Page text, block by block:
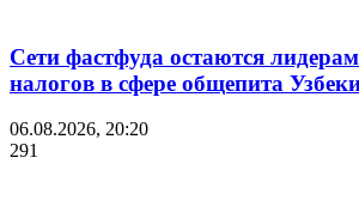
Сети фастфуда остаются
налогов в сфере общепита
06.08.2026, 20:20
291